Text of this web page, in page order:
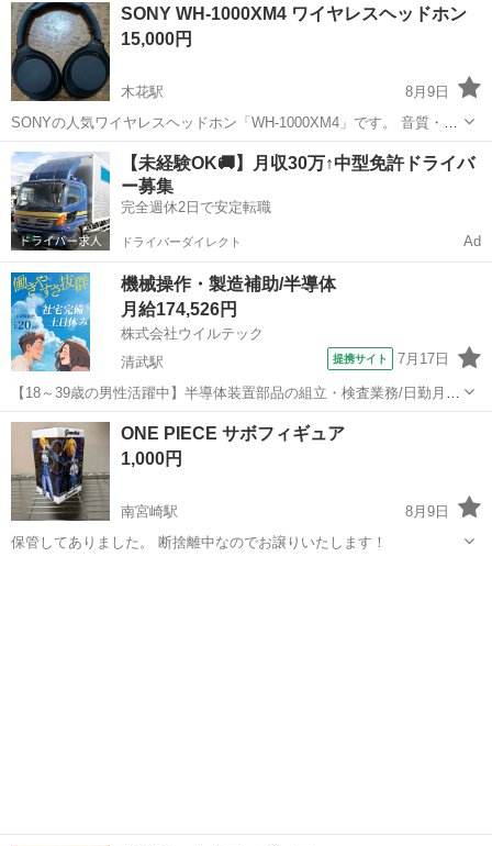
りに来れる方でお願いします。SONY WH-1000XM4 ワイヤレスヘッドホン
15,000円
木花駅
8月9日
SONYの人気ワイヤレスヘッドホン「WH-1000XM4」です。 音質・ノ
イズキャンセリング性能ともに非常に良く、問題なく使用できます。
ただし、しばらく使用していたため、全体的に使用感があります。 特
にイヤー...
宮崎 宮崎市 木花駅 オーディオ
【未経験OK🚚】月収30万↑中型免許ドライバ
ー募集
完全週休2日で安定転職
ドライバーダイレクト Ad
機械操作・製造補助/半導体
月給174,526円
株式会社ウイルテック
清武駅
提携サイト 7月17日
【18～39歳の男性活躍中】半導体装置部品の組立・検査業務/日勤月給
制派遣会社が安心就業環境を提供 未経験歓迎半導体装置部品製造検査
年間休日127日 お仕事について 半導体製造装置向け静電チャックや吸
着物搬送機器など「く...
宮崎 宮崎市 その他
ONE PIECE サボフィギュア
1,000円
南宮崎駅
8月9日
保管してありました。 断捨離中なのでお譲りいたします！